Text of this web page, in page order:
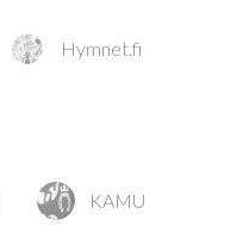
Hymnet.fi
KAMU